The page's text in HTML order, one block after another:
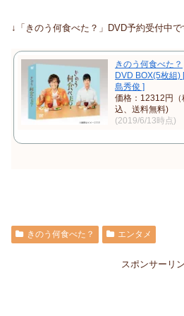
↓「きのう何食べた？」DVD予約受付中
きのう何食べた？
DVD BOX(5枚組)
島秀俊 ]
価格：12312円（
込、送料無料)
(2019/6/13時点)
きのう何食べた？ エンタメ
スポンサーリ